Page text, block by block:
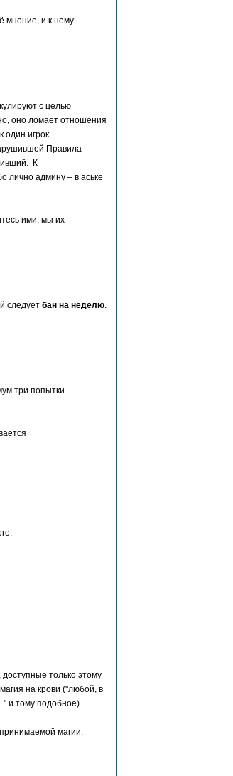
мнение, и к нему
с целью
оно ломает отношения
один игрок
Правила
К
лично админу – в аське
ими, мы их
следует бан на неделю.
три попытки
только этому
на крови ("любой, в
и тому подобное).
магии.